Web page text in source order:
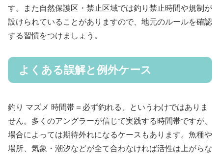
す。また自然保護区・禁止区域では釣り禁止時間や規制が
設けられていることがありますので、地元のルールを確認
する習慣をつけましょう。
よくある誤解と例外ケース
釣り マズメ 時間帯＝必ず釣れる、というわけではありま
せん。多くのアングラーが信じて実践する時間帯ですが、
場合によっては期待外れになるケースもあります。魚種や
場所、気象・潮汐などが全て合わなければ活性は上がらな